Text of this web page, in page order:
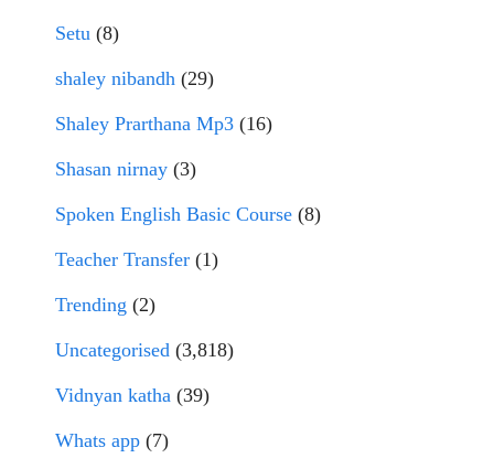
Setu (8)
shaley nibandh (29)
Shaley Prarthana Mp3 (16)
Shasan nirnay (3)
Spoken English Basic Course (8)
Teacher Transfer (1)
Trending (2)
Uncategorised (3,818)
Vidnyan katha (39)
Whats app (7)